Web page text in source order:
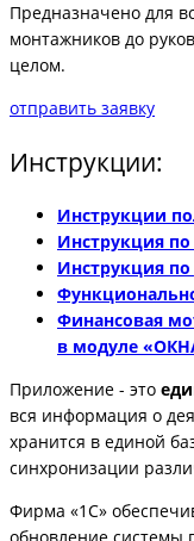
Предназначено для
монтажников до
целом.
отправить заявку
Инструкции:
Инструкции
Инструкция по
Инструкция по
Финансовая
в модуле
Приложение - это
вся информация о
хранится в единой
синхронизации
Фирма «1С»